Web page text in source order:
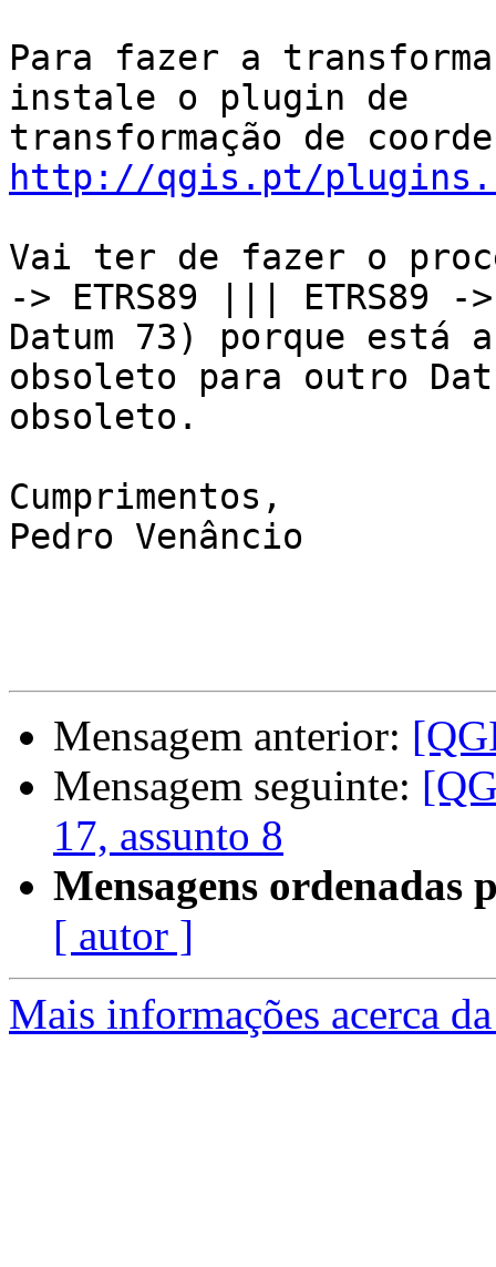
Para fazer a
instale o plugin de
http://qgis.pt/
Vai ter de fazer o
-> ETRS89 ||| ETRS89 ->
Datum 73) porque está
obsoleto para outro
obsoleto.
Cumprimentos,
Pedro Venâncio
Mensagem anterior:
Mensagem seguinte:
17, assunto 8
Mensagens ordenadas
[ autor ]
Mais informações acerca